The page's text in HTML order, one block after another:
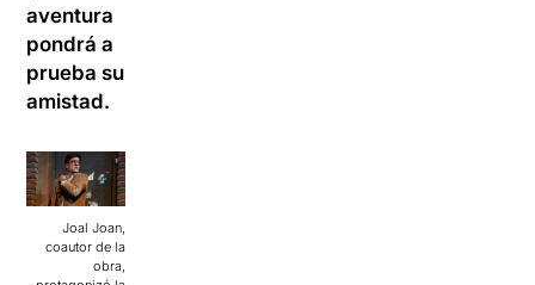
aventura
pondrá a
prueba su
amistad.
Joal Joan,
coautor de la
obra,